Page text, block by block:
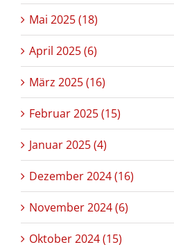
Mai 2025 (18)
April 2025 (6)
März 2025 (16)
Februar 2025 (15)
Januar 2025 (4)
Dezember 2024 (16)
November 2024 (6)
Oktober 2024 (15)